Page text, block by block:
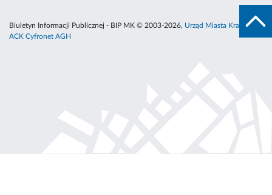
Biuletyn Informacji Publicznej - BIP MK © 2003-2026, Urząd Miasta Krakowa
ACK Cyfronet AGH